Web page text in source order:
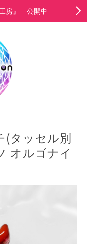
房』 公開中
(タッセル別
オルゴナイ